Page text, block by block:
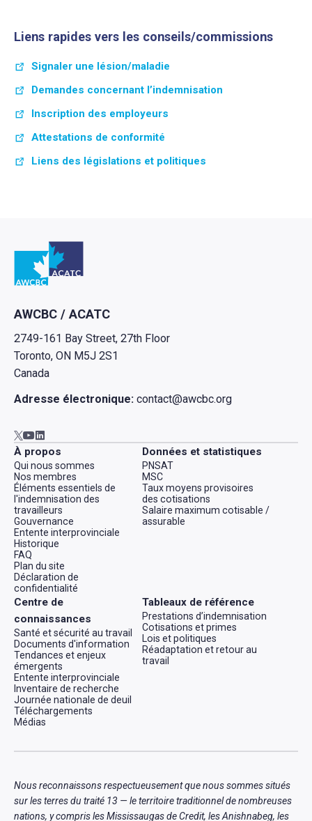
Liens rapides vers les conseils/commissions
Signaler une lésion/maladie
Demandes concernant l’indemnisation
Inscription des employeurs
Attestations de conformité
Liens des législations et politiques
Retour à l'Accueil
AWCBC / ACATC
2749-161 Bay Street, 27th Floor
Toronto, ON M5J 2S1
Canada
Adresse électronique:contact@awcbc.org
Aller à AWCBC / ACATC twitter in new tab
Aller à AWCBC / ACATC youtube in new tab
À propos
Qui nous sommes
Nos membres
Éléments essentiels de
l'indemnisation des
travailleurs
Gouvernance
Entente interprovinciale
Historique
FAQ
Plan du site
Déclaration de
confidentialité
Données et statistiques
PNSAT
MSC
Taux moyens provisoires
des cotisations
Salaire maximum cotisable /
assurable
Centre de
connaissances
Santé et sécurité au travail
Documents d'information
Tendances et enjeux
émergents
Entente interprovinciale
Inventaire de recherche
Journée nationale de deuil
Téléchargements
Médias
Tableaux de référence
Prestations d’indemnisation
Cotisations et primes
Lois et politiques
Réadaptation et retour au
travail
Nous reconnaissons respectueusement que nous sommes situés
sur les terres du traité 13 — le territoire traditionnel de nombreuses
nations, y compris les Mississaugas de Credit, les Anishnabeg, les